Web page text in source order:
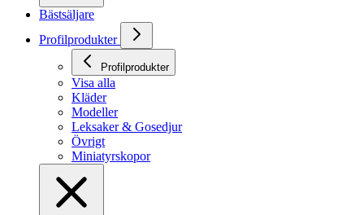
Bästsäljare
Profilprodukter
Profilprodukter
Visa alla
Kläder
Modeller
Leksaker & Gosedjur
Övrigt
Miniatyrskopor